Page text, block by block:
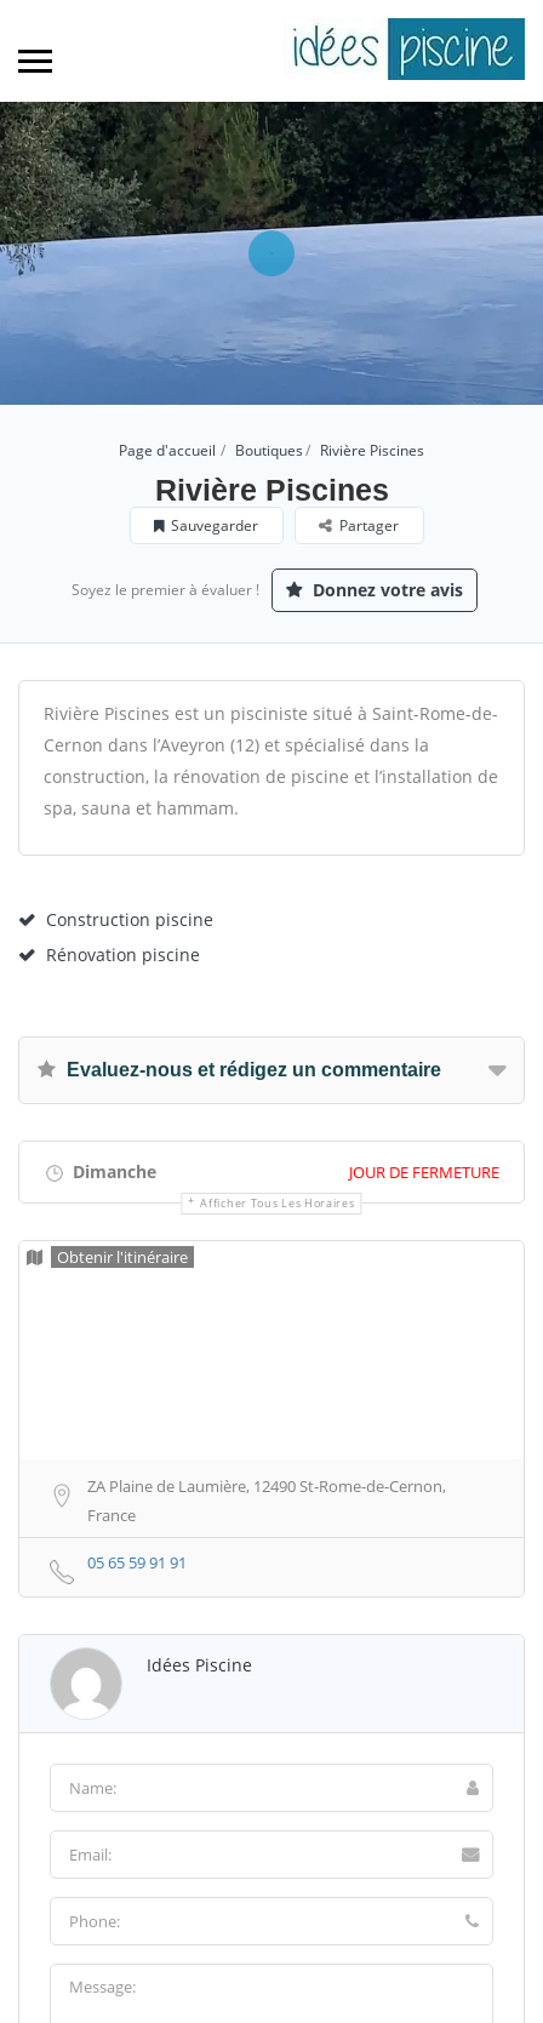
Page d'accueil Boutiques Rivière Piscines
Rivière Piscines
Sauvegarder Partager
Soyez le premier à évaluer ! Donnez votre avis
Rivière Piscines est un pisciniste situé à Saint-Rome-de-
Cernon dans l’Aveyron (12) et spécialisé dans la
construction, la rénovation de piscine et l’installation de
spa, sauna et hammam.
Construction piscine
Rénovation piscine
Evaluez-nous et rédigez un commentaire
Dimanche JOUR DE FERMETURE
Afficher Tous Les Horaires
Obtenir l'itinéraire
ZA Plaine de Laumière, 12490 St-Rome-de-Cernon,
France
05 65 59 91 91
Idées Piscine